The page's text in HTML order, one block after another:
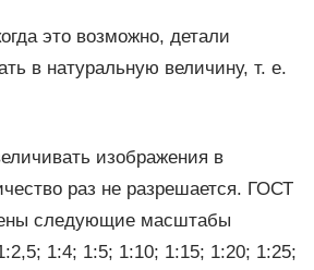
это возможно, детали
в натуральную величину, т. е.
изображения в
раз не разрешается. ГОСТ
следующие масштабы
1:4; 1:5; 1:10; 1:15; 1:20; 1:25;